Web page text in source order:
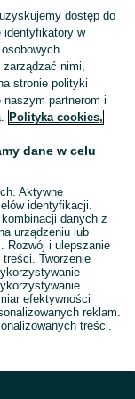
Skorzystaj z największego serwisu ogłoszeniowego - Mieczysławów i okolice! Kupuj to, czego pragniesz i sprzedawaj to, czego już nie potrzebujesz! Zobacz
dostęp do
identyfikatory w
nimi,
stronie polityki
partnerom i
Polityka cookies,
dane w celu
Aktywne
identyfikacji.
danych z
urządzeniu lub
Rozwój i ulepszanie
treści. Tworzenie
efektywności
reklam.
treści.